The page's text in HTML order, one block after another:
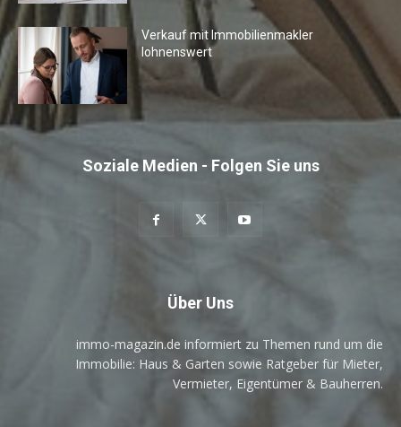
Verkauf mit Immobilienmakler
lohnenswert
Soziale Medien - Folgen Sie uns
Über Uns
immo-magazin.de informiert zu Themen rund um die
Immobilie: Haus & Garten sowie Ratgeber für Mieter,
Vermieter, Eigentümer & Bauherren.